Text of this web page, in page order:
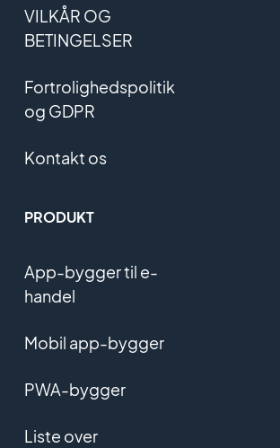
VILKÅR OG
BETINGELSER
Fortrolighedspolitik
og GDPR
Kontakt os
PRODUKT
App-bygger til e-
handel
Mobil app-bygger
PWA-bygger
Liste over